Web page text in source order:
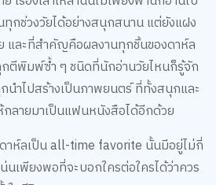
และที่สำคัญคือผลงานทุกชิ้นของดาห์ล
ตีพิมพ์ซ้ำ ๆ ชนิดที่นักอ่านวัยไหนก็รู้จัก
กนำไปสร้างเป็นภาพยนตร์ ที่ทั้งสนุกและ
ลายมาเป็นแฟนหนังสือได้อีกด้วย
ห์ลเป็น all-time favorite นั้นมีอยู่ไม่กี่
เพียงพอที่จะบอกใครต่อใครได้ว่าควร
ในชีวิต